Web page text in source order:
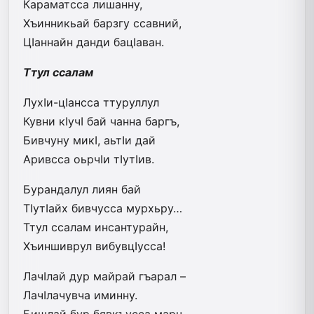
Караматсса лишанну,
Хъинникьай барзгу ссавний,
ЦIаннайн данди бацIаван.
Ттул ссалам
ЛухIи-цIансса ттуруллул
Кувни кIучI бай чанна баргъ,
Бивчуну микI, аьтIи дай
Аривсса оьрчIи тIутIив.
Бурандалул лиян бай
ТIутIайх бивчусса мурхьру…
Ттул ссалам инсантурайн,
Хъиншиврул вибувцIусса!
ЛачIлай дур майрай гъарал –
ЛачIлачувча иминну.